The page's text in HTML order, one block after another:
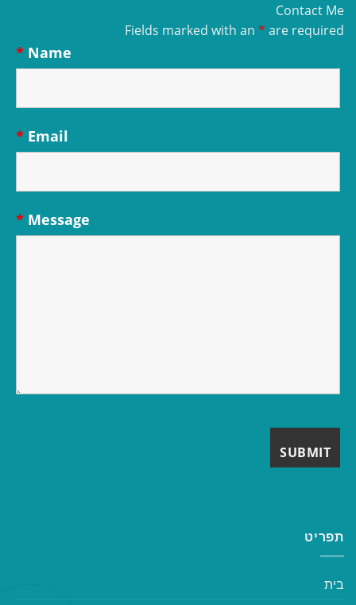
Contact Me
Fields marked with an * are required
Name
*
Email
*
Message
*
תפריט
בית